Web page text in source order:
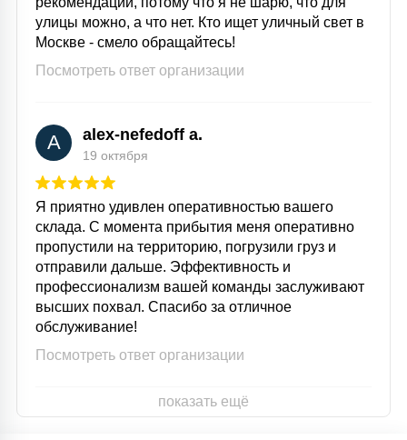
улицы можно, а что нет. Кто ищет уличный свет в
Москве - смело обращайтесь!
Посмотреть ответ организации
A alex-nefedoff a.
19 октября
Я приятно удивлен оперативностью вашего
склада. С момента прибытия меня оперативно
пропустили на территорию, погрузили груз и
отправили дальше. Эффективность и
профессионализм вашей команды заслуживают
высших похвал. Спасибо за отличное
обслуживание!
Посмотреть ответ организации
показать ещё